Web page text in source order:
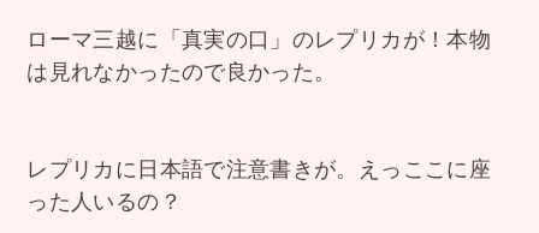
ローマ三越に「真実の口」のレプリカが！本物
は見れなかったので良かった。
レプリカに日本語で注意書きが。えっここに座
った人いるの？